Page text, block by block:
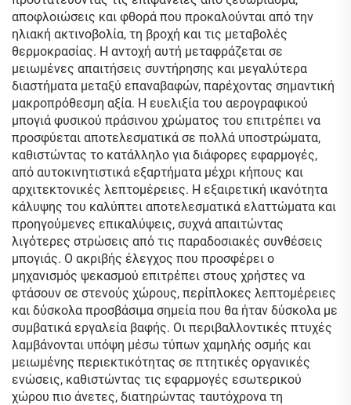
αποφλοιώσεις και φθορά που προκαλούνται από την
ηλιακή ακτινοβολία, τη βροχή και τις μεταβολές
θερμοκρασίας. Η αντοχή αυτή μεταφράζεται σε
μειωμένες απαιτήσεις συντήρησης και μεγαλύτερα
διαστήματα μεταξύ επαναβαφών, παρέχοντας σημαντική
μακροπρόθεσμη αξία. Η ευελιξία του αερογραφικού
μπογιά φυσικού πράσινου χρώματος του επιτρέπει να
προσφύεται αποτελεσματικά σε πολλά υποστρώματα,
καθιστώντας το κατάλληλο για διάφορες εφαρμογές,
από αυτοκινητιστικά εξαρτήματα μέχρι κήπους και
αρχιτεκτονικές λεπτομέρειες. Η εξαιρετική ικανότητα
κάλυψης του καλύπτει αποτελεσματικά ελαττώματα και
προηγούμενες επικαλύψεις, συχνά απαιτώντας
λιγότερες στρώσεις από τις παραδοσιακές συνθέσεις
μπογιάς. Ο ακριβής έλεγχος που προσφέρει ο
μηχανισμός ψεκασμού επιτρέπει στους χρήστες να
φτάσουν σε στενούς χώρους, περίπλοκες λεπτομέρειες
και δύσκολα προσβάσιμα σημεία που θα ήταν δύσκολα με
συμβατικά εργαλεία βαφής. Οι περιβαλλοντικές πτυχές
λαμβάνονται υπόψη μέσω τύπων χαμηλής οσμής και
μειωμένης περιεκτικότητας σε πτητικές οργανικές
ενώσεις, καθιστώντας τις εφαρμογές εσωτερικού
χώρου πιο άνετες, διατηρώντας ταυτόχρονα τη